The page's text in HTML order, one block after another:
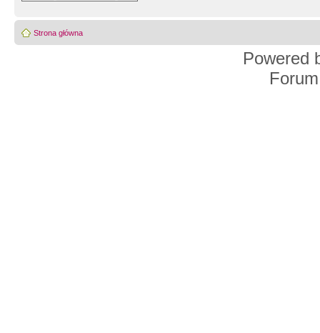
Strona główna
Powered